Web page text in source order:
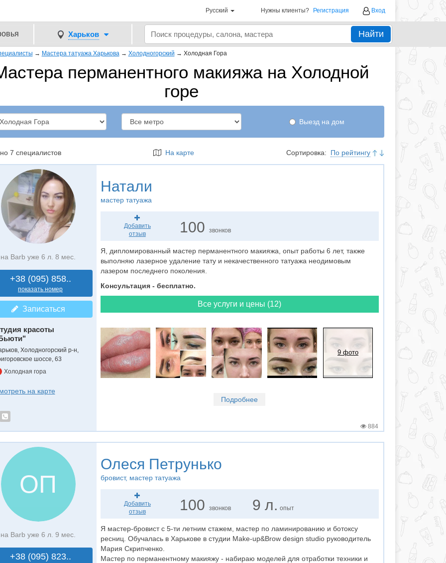
Русский Нужны клиенты? Регистрация Вход
Харьков Найти
→ Мастера татуажа Харькова → Холодногорский → Холодная Гора
перманентного макияжа на Холодной
горе
Выезд на дом
7 специалистов На карте Сортировка: По рейтингу
на Barb уже 6 л. 8 мес.
+38 (095) 858..
показать номер
Записаться
красоты
Холодногорский р-н,
шоссе, 63
Холодная гора
на карте
Натали
мастер татуажа
Добавить
отзыв
100звонков
Я, дипломированный мастер перманентного макияжа, опыт работы 6 лет, также
выполняю лазерное удаление тату и некачественного татуажа неодимовым
лазером последнего поколения.
Консультация - бесплатно.
Все услуги и цены (12)
9 фото
Подробнее
884
ОП
на Barb уже 6 л. 9 мес.
+38 (095) 823..
Олеся Петрунько
бровист, мастер татуажа
Добавить
отзыв
100звонков 9 л. опыт
Я мастер-бровист с 5-ти летним стажем, мастер по ламинированию и ботоксу
ресниц. Обучалась в Харькове в студии Make-up&Brow design studio руководитель
Мария Скрипченко.
Мастер по перманентному макияжу - набираю моделей для отработки техники и